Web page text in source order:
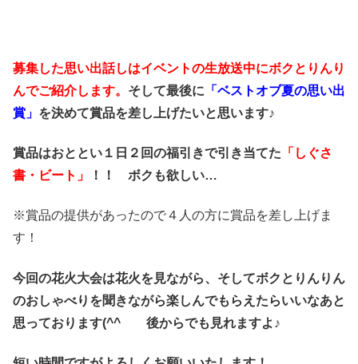
募集した思い出話しはイベントの生放送中にボクとりんり
んでご紹介します。 そして最後に 「ベストオブ夏の思い出
賞」 を決めて賞品を差し上げたいと思います♪
賞品はおととい１日２回の福引きで引き当てた 「しぐさ
書・ビート」
！！ ボクも欲しい…
※賞品の提供があったので４人の方に賞品を差し上げま
す！
今回の花火大会は花火を見ながら、そしてボクとりんりん
のおしゃべりを聞きながら楽しんでもらえたらいいなあと
思っております(^^ゞ 後からでも見れますよ♪